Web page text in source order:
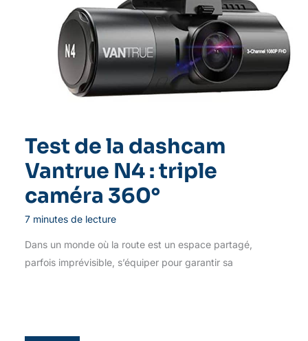
Test de la dashcam
Vantrue N4 : triple
caméra 360°
7 minutes de lecture
Dans un monde où la route est un espace partagé,
parfois imprévisible, s’équiper pour garantir sa